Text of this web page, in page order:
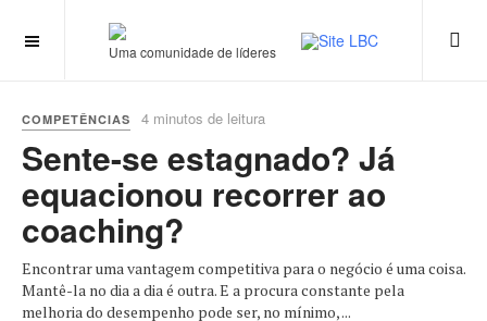
Uma comunidade de líderes
COMPETÊNCIAS 4 minutos de leitura
Sente-se estagnado? Já
equacionou recorrer ao
coaching?
Encontrar uma vantagem competitiva para o negócio é uma coisa.
Mantê-la no dia a dia é outra. E a procura constante pela
melhoria do desempenho pode ser, no mínimo, ...